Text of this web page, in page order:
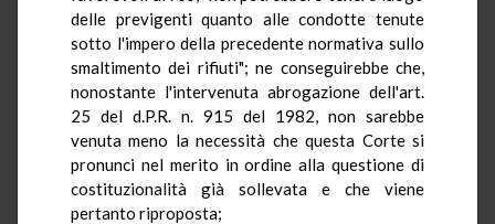
delle previgenti quanto alle condotte tenute
sotto l'impero della precedente normativa sullo
smaltimento dei rifiuti"; ne conseguirebbe che,
nonostante l'intervenuta abrogazione dell'art.
25 del d.P.R. n. 915 del 1982, non sarebbe
venuta meno la necessità che questa Corte si
pronunci nel merito in ordine alla questione di
costituzionalità già sollevata e che viene
pertanto riproposta;